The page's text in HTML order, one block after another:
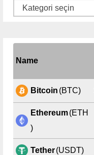
Kategoriler
Name
Bitcoin (BTC)
Ethereum (ETH
)
Tether (USDT)